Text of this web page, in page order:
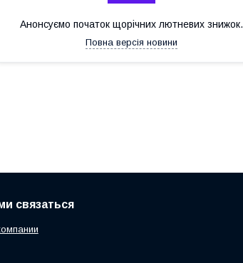
Анонсуємо початок щорічних лютневих знижок.
Повна версія новини
связаться